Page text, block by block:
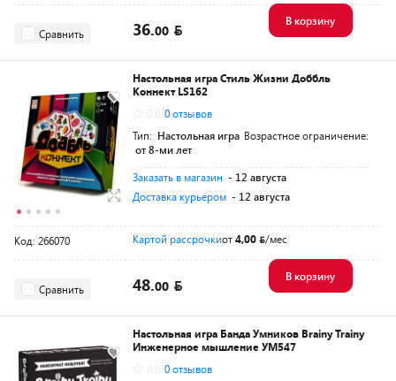
Сравнить 36.00
В корзину
Настольная игра Стиль Жизни Доббль
Коннект LS162
0 отзывов
Тип: Настольная игра Возрастное ограничение:
от 8-ми лет
Заказать в магазин - 12 августа
Доставка курьером - 12 августа
Код: 266070 Картой рассрочкиот4,00 /мес
Сравнить 48.00
В корзину
Настольная игра Банда Умников Brainy Trainy
Инженерное мышление УМ547
0 отзывов